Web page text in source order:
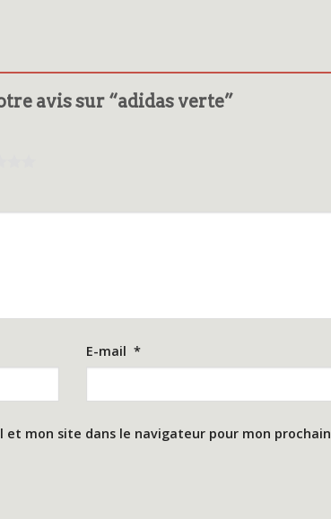
avis sur “adidas verte”
E-mail *
et mon site dans le navigateur pour mon prochain